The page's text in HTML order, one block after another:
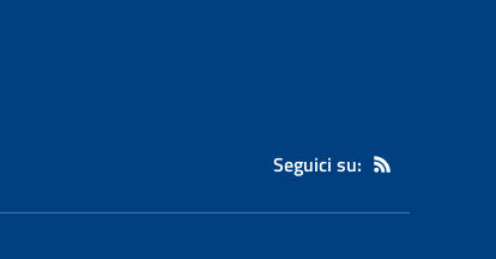
Seguici su: